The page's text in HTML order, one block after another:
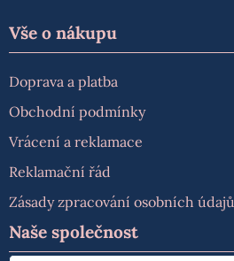
Vše o nákupu
Doprava a platba
Obchodní podmínky
Vrácení a reklamace
Reklamační řád
Zásady zpracování osobních údajů
Naše společnost